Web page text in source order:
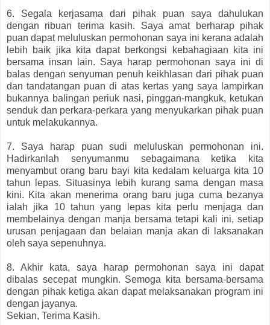
6. Segala kerjasama dari pihak puan saya dahulukan
dengan ribuan terima kasih. Saya amat berharap pihak
puan dapat meluluskan permohonan saya ini kerana adalah
lebih baik jika kita dapat berkongsi kebahagiaan kita ini
bersama insan lain. Saya harap permohonan saya ini di
balas dengan senyuman penuh keikhlasan dari pihak puan
dan tandatangan puan di atas kertas yang saya lampirkan
bukannya balingan periuk nasi, pinggan-mangkuk, ketukan
senduk dan perkara-perkara yang menyukarkan pihak puan
untuk melakukannya.
7. Saya harap puan sudi meluluskan permohonan ini.
Hadirkanlah senyumanmu sebagaimana ketika kita
menyambut orang baru bayi kita kedalam keluarga kita 10
tahun lepas. Situasinya lebih kurang sama dengan masa
kini. Kita akan menerima orang baru juga cuma bezanya
ialah jika 10 tahun yang lepas kita perlu menjaga dan
membelainya dengan manja bersama tetapi kali ini, setiap
urusan penjagaan dan belaian manja akan di laksanakan
oleh saya sepenuhnya.
8. Akhir kata, saya harap permohonan saya ini dapat
dibalas secepat mungkin. Semoga kita bersama-bersama
dengan pihak ketiga akan dapat melaksanakan program ini
dengan jayanya.
Sekian, Terima Kasih.